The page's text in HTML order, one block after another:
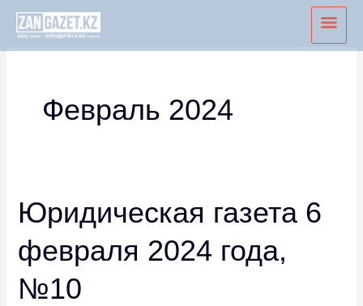
Перейти
содержимому
Февраль 2024
Юридическая газета 6
февраля 2024 года,
№10
Юридическая
газета
6
февраля
2024